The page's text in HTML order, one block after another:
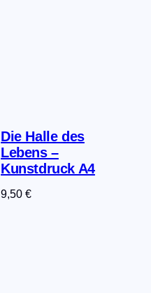
Die Halle des
Lebens –
Kunstdruck A4
9,50€